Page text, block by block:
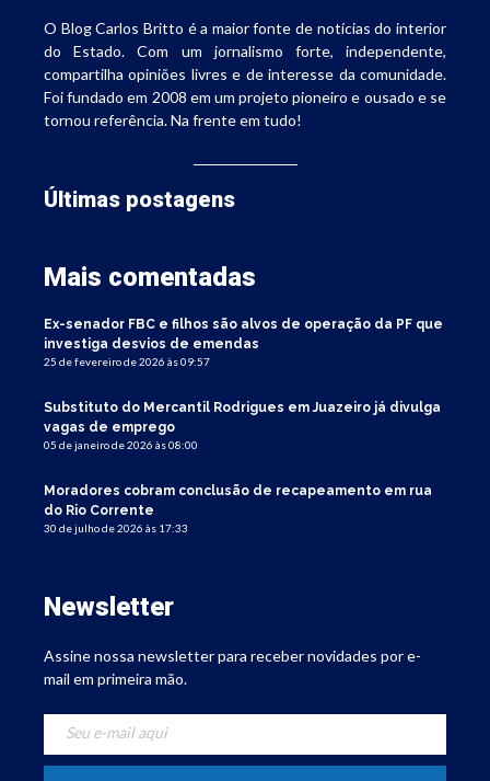
O Blog Carlos Britto é a maior fonte de notícias do interior
do Estado. Com um jornalismo forte, independente,
compartilha opiniões livres e de interesse da comunidade.
Foi fundado em 2008 em um projeto pioneiro e ousado e se
tornou referência. Na frente em tudo!
Últimas postagens
Mais comentadas
Ex-senador FBC e filhos são alvos de operação da PF que
investiga desvios de emendas
25 de fevereiro de 2026 às 09:57
Substituto do Mercantil Rodrigues em Juazeiro já divulga
vagas de emprego
05 de janeiro de 2026 às 08:00
Moradores cobram conclusão de recapeamento em rua
do Rio Corrente
30 de julho de 2026 às 17:33
Newsletter
Assine nossa newsletter para receber novidades por e-
mail em primeira mão.